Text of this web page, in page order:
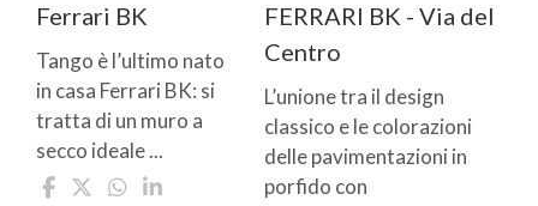
Ferrari BK
Tango è l’ultimo nato
in casa Ferrari BK: si
tratta di un muro a
secco ideale ...
FERRARI BK - Via del
Centro
L’unione tra il design
classico e le colorazioni
delle pavimentazioni in
porfido con